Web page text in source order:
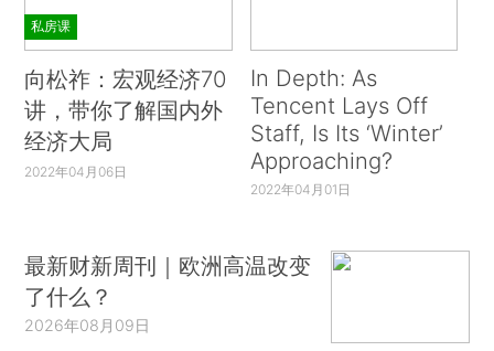
私房课
向松祚：宏观经济70
讲，带你了解国内外
经济大局
2022年04月06日
In Depth: As
Tencent Lays Off
Staff, Is Its ‘Winter’
Approaching?
2022年04月01日
最新财新周刊｜欧洲高温改变
了什么？
2026年08月09日